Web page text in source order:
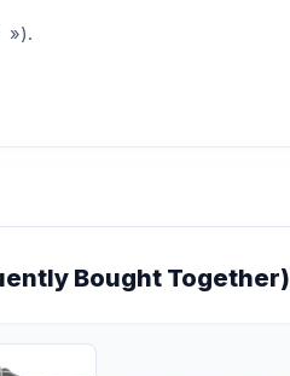
»).
Bought Together)